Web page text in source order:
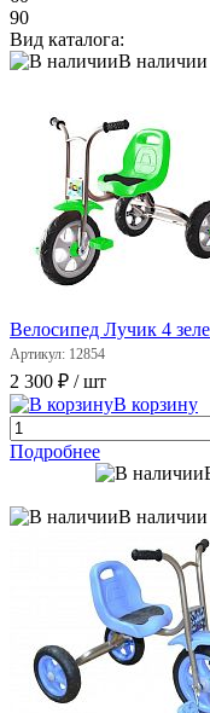
90
Вид каталога:
В наличии
Велосипед Лучик 4
Артикул: 12854
2 300 ₽ / шт
В корзину
Подробнее
В наличии